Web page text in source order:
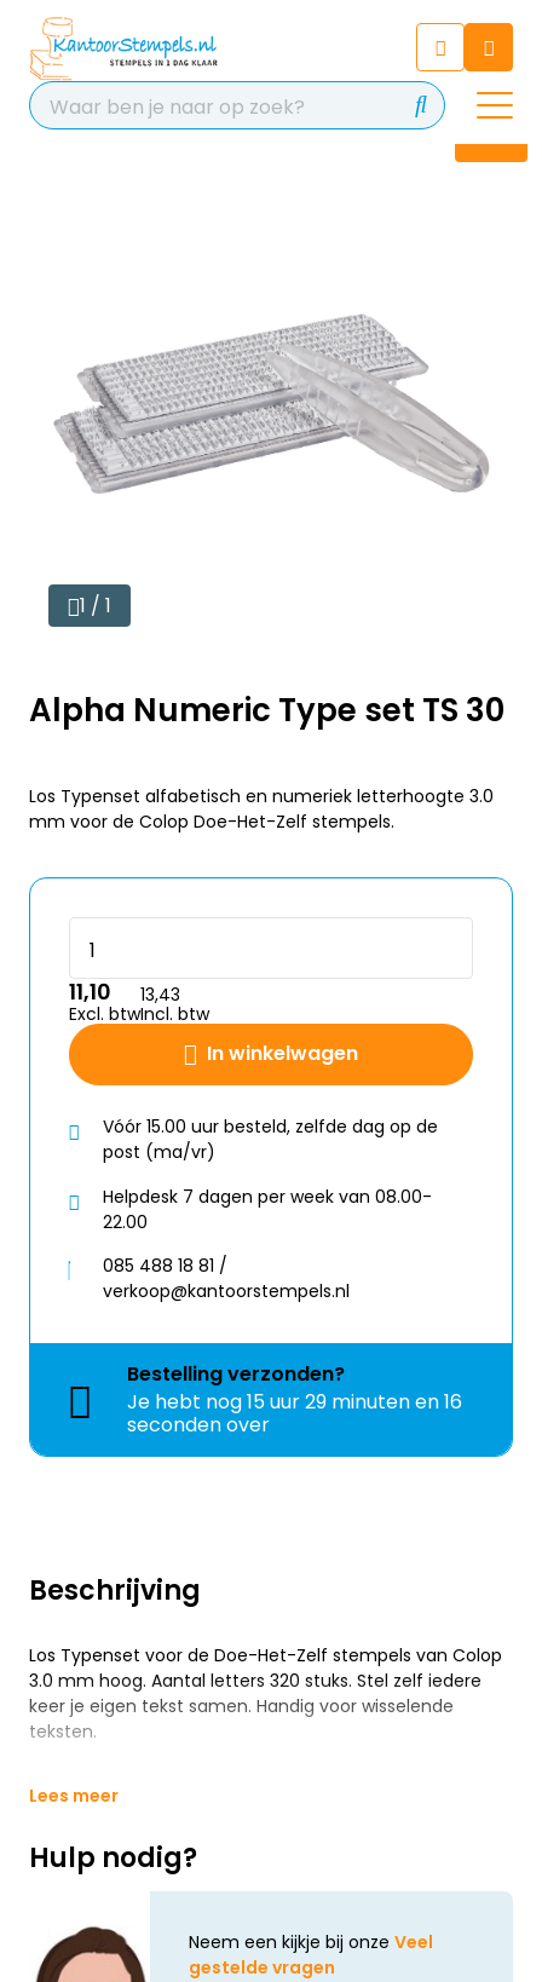
Chat 24/7 met onze chatbot
voor hulp
Contact
Beschrijving
Los Typenset voor de Doe-Het-Zelf stempels van Colop
3.0 mm hoog. Aantal letters 320 stuks. Stel zelf iedere
keer je eigen tekst samen. Handig voor wisselende
teksten.
Lees meer
Hulp nodig?
Neem een kijkje bij onze Veel
gestelde vragen
1 / 1
Alpha Numeric Type set TS 30
Los Typenset alfabetisch en numeriek letterhoogte 3.0
mm voor de Colop Doe-Het-Zelf stempels.
In winkelwagen
11,10
Excl. btw
13,43
Incl. btw
Vóór 15.00 uur besteld, zelfde dag op de
post (ma/vr)
Helpdesk 7 dagen per week van 08.00-
22.00
085 488 18 81 /
verkoop@kantoorstempels.nl
Bestellingverzonden?
Je hebt nog15 uur 29 minuten en 16
seconden over